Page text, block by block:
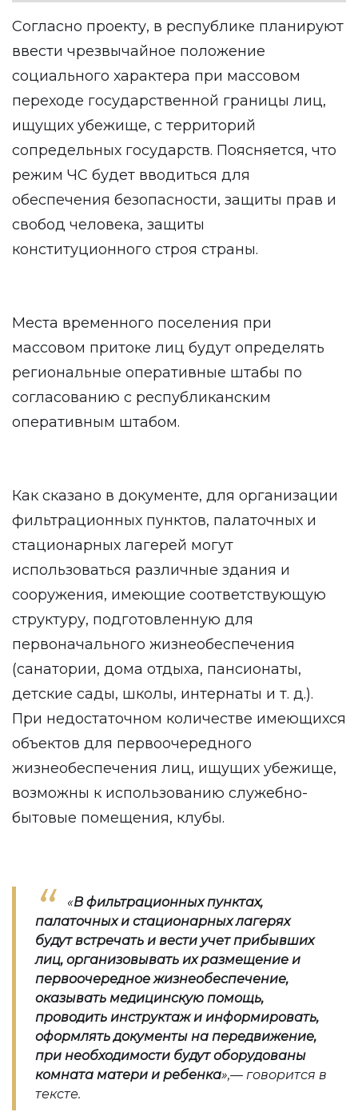
Согласно проекту, в республике планируют
ввести чрезвычайное положение
социального характера при массовом
переходе государственной границы лиц,
ищущих убежище, с территорий
сопредельных государств. Поясняется, что
режим ЧС будет вводиться для
обеспечения безопасности, защиты прав и
свобод человека, защиты
конституционного строя страны.
Места временного поселения при
массовом притоке лиц будут определять
региональные оперативные штабы по
согласованию с республиканским
оперативным штабом.
Как сказано в документе, для организации
фильтрационных пунктов, палаточных и
стационарных лагерей могут
использоваться различные здания и
сооружения, имеющие соответствующую
структуру, подготовленную для
первоначального жизнеобеспечения
(санатории, дома отдыха, пансионаты,
детские сады, школы, интернаты и т. д.).
При недостаточном количестве имеющихся
объектов для первоочередного
жизнеобеспечения лиц, ищущих убежище,
возможны к использованию служебно-
бытовые помещения, клубы.
«В фильтрационных пунктах,
палаточных и стационарных лагерях
будут встречать и вести учет прибывших
лиц, организовывать их размещение и
первоочередное жизнеобеспечение,
оказывать медицинскую помощь,
проводить инструктаж и информировать,
оформлять документы на передвижение,
при необходимости будут оборудованы
комната матери и ребенка»,— говорится в
тексте.